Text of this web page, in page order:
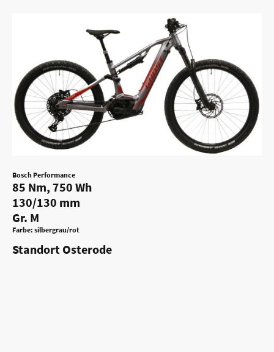
Bosch Performance
85 Nm, 750 Wh
130/130 mm
Gr. M
Farbe: silbergrau/rot
Standort Osterode